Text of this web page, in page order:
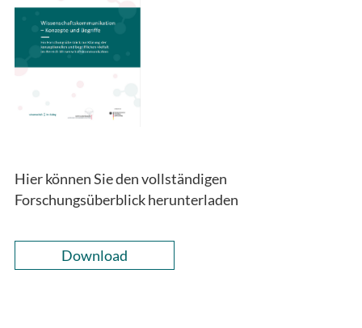
Hier können Sie den vollständigen
Forschungsüberblick herunterladen
Download